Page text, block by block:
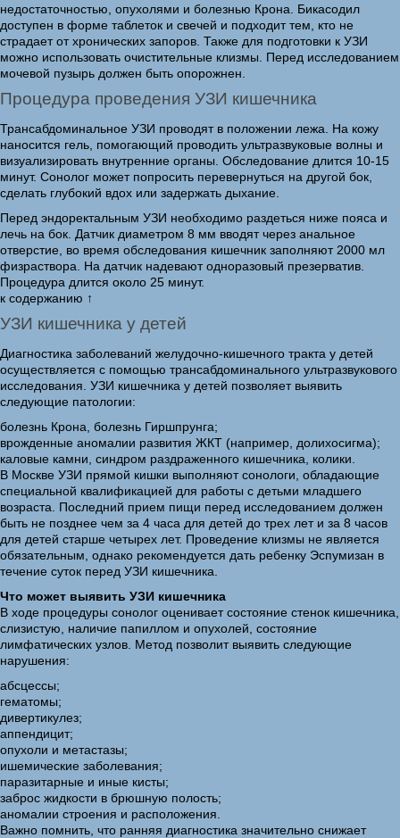
недостаточностью, опухолями и болезнью Крона. Бикасодил
доступен в форме таблеток и свечей и подходит тем, кто не
страдает от хронических запоров. Также для подготовки к УЗИ
можно использовать очистительные клизмы. Перед исследованием
мочевой пузырь должен быть опорожнен.
Процедура проведения УЗИ кишечника
Трансабдоминальное УЗИ проводят в положении лежа. На кожу
наносится гель, помогающий проводить ультразвуковые волны и
визуализировать внутренние органы. Обследование длится 10-15
минут. Сонолог может попросить перевернуться на другой бок,
сделать глубокий вдох или задержать дыхание.
Перед эндоректальным УЗИ необходимо раздеться ниже пояса и
лечь на бок. Датчик диаметром 8 мм вводят через анальное
отверстие, во время обследования кишечник заполняют 2000 мл
физраствора. На датчик надевают одноразовый презерватив.
Процедура длится около 25 минут.
к содержанию ↑
УЗИ кишечника у детей
Диагностика заболеваний желудочно-кишечного тракта у детей
осуществляется с помощью трансабдоминального ультразвукового
исследования. УЗИ кишечника у детей позволяет выявить
следующие патологии:
болезнь Крона, болезнь Гиршпрунга;
врожденные аномалии развития ЖКТ (например, долихосигма);
каловые камни, синдром раздраженного кишечника, колики.
В Москве УЗИ прямой кишки выполняют сонологи, обладающие
специальной квалификацией для работы с детьми младшего
возраста. Последний прием пищи перед исследованием должен
быть не позднее чем за 4 часа для детей до трех лет и за 8 часов
для детей старше четырех лет. Проведение клизмы не является
обязательным, однако рекомендуется дать ребенку Эспумизан в
течение суток перед УЗИ кишечника.
Что может выявить УЗИ кишечника
В ходе процедуры сонолог оценивает состояние стенок кишечника,
слизистую, наличие папиллом и опухолей, состояние
лимфатических узлов. Метод позволит выявить следующие
нарушения:
абсцессы;
гематомы;
дивертикулез;
аппендицит;
опухоли и метастазы;
ишемические заболевания;
паразитарные и иные кисты;
заброс жидкости в брюшную полость;
аномалии строения и расположения.
Важно помнить, что ранняя диагностика значительно снижает